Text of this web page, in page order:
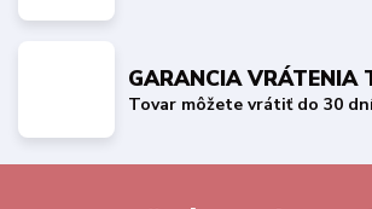
GARANCIA VRÁTENIA
Tovar môžete vrátiť do 30